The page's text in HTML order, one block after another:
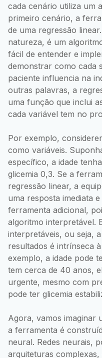
cada cenário utiliza um
primeiro cenário, a
de uma regressão
natureza, é um
fácil de entender e
demonstrar como cada
paciente influencia na
outras palavras, a
uma função que inclui
cada variável tem no
Por exemplo,
como variáveis.
específico, a idade
glicemia 0,3. Se a
regressão linear, a
uma resposta imediata
ferramenta adicional,
algoritmo interpretável.
interpretáveis, ou seja,
resultados é intrínseca
exemplo, a idade pode
tem cerca de 40 anos,
urgente, mesmo com
pode ter glicemia
Agora, vamos imaginar
a ferramenta é
neural. Redes neurais,
arquiteturas